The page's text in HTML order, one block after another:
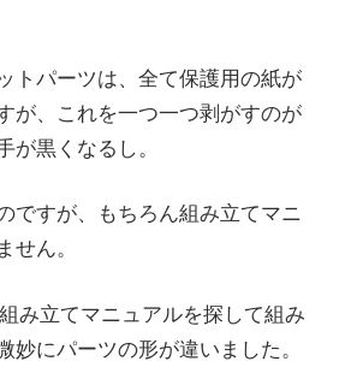
トパーツは、全て保護用の紙が
が、これを一つ一つ剥がすのが
が黒くなるし。
ですが、もちろん組み立てマニ
せん。
み立てマニュアルを探して組み
妙にパーツの形が違いました。